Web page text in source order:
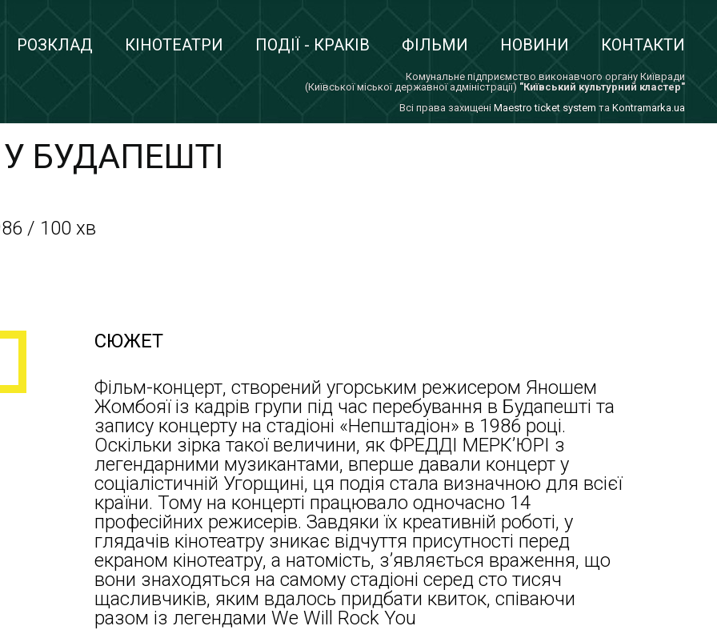
РОЗКЛАД КІНОТЕАТРИ ПОДІЇ - КРАКІВ ФІЛЬМИ НОВИНИ КОНТАКТИ
Комунальне підприємство виконавчого органу Київради
(Київської міської державної адміністрації) "Київський культурний кластер"
Всi права захищенi Maestro ticket system та Kontramarka.ua
У БУДАПЕШТІ
/ 100 хв
СЮЖЕТ
Фільм-концерт, створений угорським режисером Яношем
Жомбояї із кадрів групи під час перебування в Будапешті та
запису концерту на стадіоні «Непштадіон» в 1986 році.
Оскільки зірка такої величини, як ФРЕДДІ МЕРК’ЮРІ з
легендарними музикантами, вперше давали концерт у
соціалістичній Угорщині, ця подія стала визначною для всієї
країни. Тому на концерті працювало одночасно 14
професійних режисерів. Завдяки їх креативній роботі, у
глядачів кінотеатру зникає відчуття присутності перед
екраном кінотеатру, а натомість, з’являється враження, що
вони знаходяться на самому стадіоні серед сто тисяч
щасливчиків, яким вдалось придбати квиток, співаючи
разом із легендами We Will Rock You